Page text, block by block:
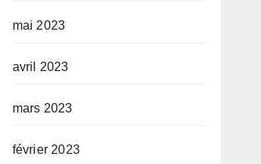
mai 2023
avril 2023
mars 2023
février 2023